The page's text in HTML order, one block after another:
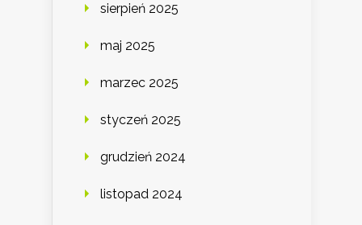
sierpień 2025
maj 2025
marzec 2025
styczeń 2025
grudzień 2024
listopad 2024